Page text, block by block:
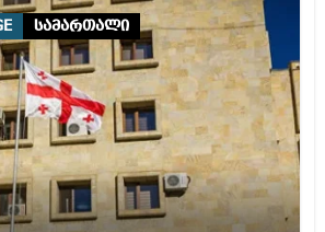
სამართალი